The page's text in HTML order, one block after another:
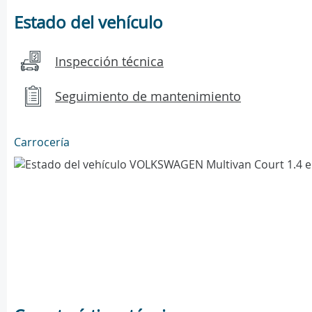
Estado del vehículo
Inspección técnica
Seguimiento de mantenimiento
Carrocería